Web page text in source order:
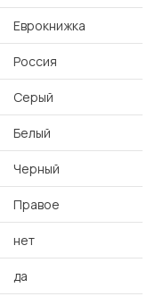
Еврокнижка
Россия
Серый
Белый
Черный
Правое
нет
да